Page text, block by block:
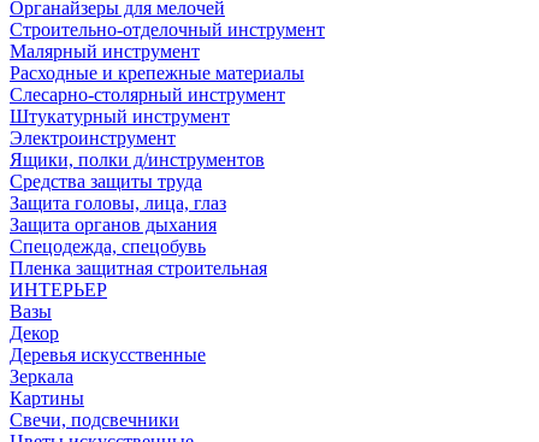
Органайзеры для мелочей
Строительно-отделочный инструмент
Малярный инструмент
Расходные и крепежные материалы
Слесарно-столярный инструмент
Штукатурный инструмент
Электроинструмент
Ящики, полки д/инструментов
Средства защиты труда
Защита головы, лица, глаз
Защита органов дыхания
Спецодежда, спецобувь
Пленка защитная строительная
ИНТЕРЬЕР
Вазы
Декор
Деревья искусственные
Зеркала
Картины
Свечи, подсвечники